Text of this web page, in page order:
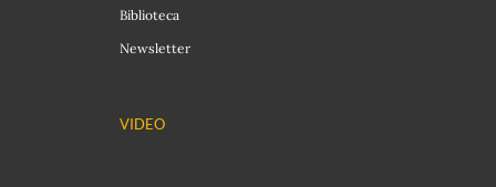
Biblioteca
Newsletter
VIDEO